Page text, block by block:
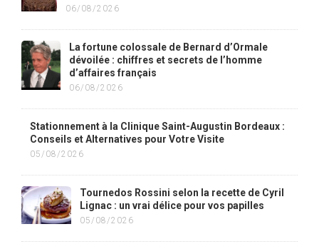
06/08/2026
La fortune colossale de Bernard d’Ormale
dévoilée : chiffres et secrets de l’homme
d’affaires français
06/08/2026
Stationnement à la Clinique Saint-Augustin Bordeaux :
Conseils et Alternatives pour Votre Visite
05/08/2026
Tournedos Rossini selon la recette de Cyril
Lignac : un vrai délice pour vos papilles
05/08/2026